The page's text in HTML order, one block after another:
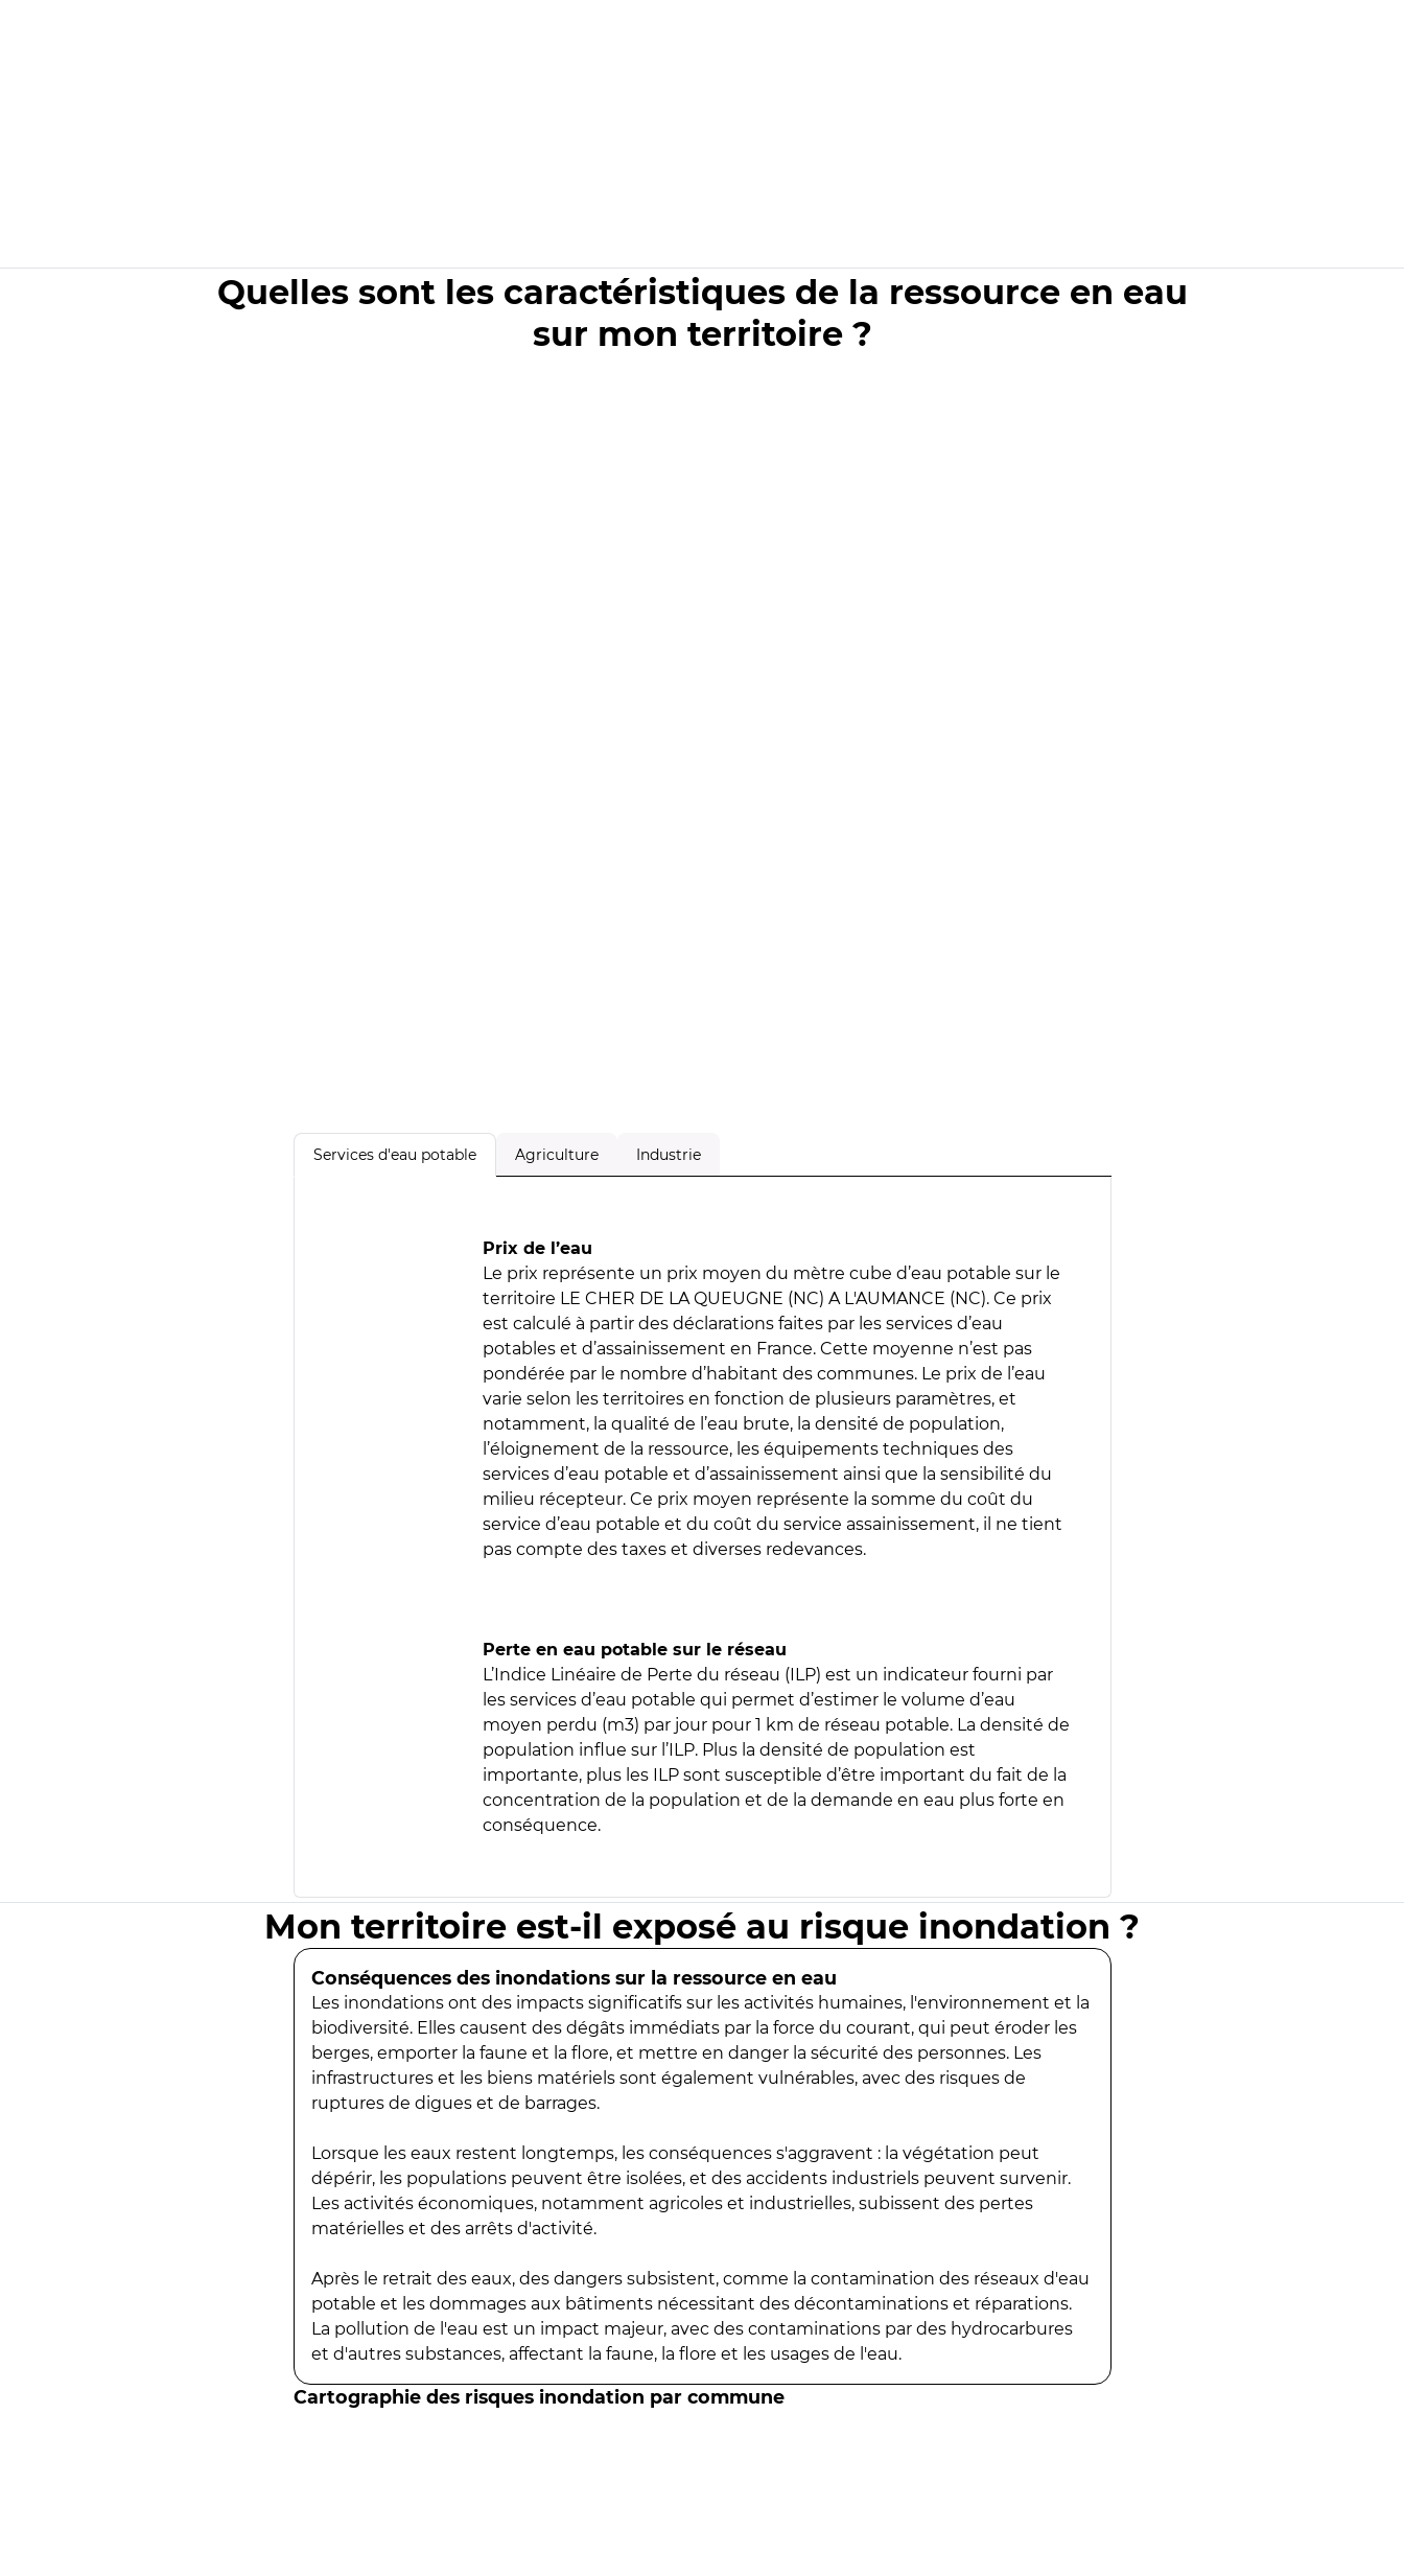
Quelles sont les caractéristiques de la ressource en eau
sur mon territoire ?
Services d'eau potable Agriculture Industrie
Prix de l’eau
Le prix représente un prix moyen du mètre cube d’eau potable sur le
territoire LE CHER DE LA QUEUGNE (NC) A L'AUMANCE (NC). Ce prix
est calculé à partir des déclarations faites par les services d’eau
potables et d’assainissement en France. Cette moyenne n’est pas
pondérée par le nombre d’habitant des communes. Le prix de l’eau
varie selon les territoires en fonction de plusieurs paramètres, et
notamment, la qualité de l’eau brute, la densité de population,
l’éloignement de la ressource, les équipements techniques des
services d’eau potable et d’assainissement ainsi que la sensibilité du
milieu récepteur. Ce prix moyen représente la somme du coût du
service d’eau potable et du coût du service assainissement, il ne tient
pas compte des taxes et diverses redevances.
Perte en eau potable sur le réseau
L’Indice Linéaire de Perte du réseau (ILP) est un indicateur fourni par
les services d’eau potable qui permet d’estimer le volume d’eau
moyen perdu (m3) par jour pour 1 km de réseau potable. La densité de
population influe sur l’ILP. Plus la densité de population est
importante, plus les ILP sont susceptible d’être important du fait de la
concentration de la population et de la demande en eau plus forte en
conséquence.
Mon territoire est-il exposé au risque inondation ?
Conséquences des inondations sur la ressource en eau
Les inondations ont des impacts significatifs sur les activités humaines, l'environnement et la
biodiversité. Elles causent des dégâts immédiats par la force du courant, qui peut éroder les
berges, emporter la faune et la flore, et mettre en danger la sécurité des personnes. Les
infrastructures et les biens matériels sont également vulnérables, avec des risques de
ruptures de digues et de barrages.
Lorsque les eaux restent longtemps, les conséquences s'aggravent : la végétation peut
dépérir, les populations peuvent être isolées, et des accidents industriels peuvent survenir.
Les activités économiques, notamment agricoles et industrielles, subissent des pertes
matérielles et des arrêts d'activité.
Après le retrait des eaux, des dangers subsistent, comme la contamination des réseaux d'eau
potable et les dommages aux bâtiments nécessitant des décontaminations et réparations.
La pollution de l'eau est un impact majeur, avec des contaminations par des hydrocarbures
et d'autres substances, affectant la faune, la flore et les usages de l'eau.
Cartographie des risques inondation par commune